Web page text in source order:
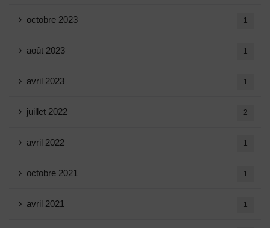
octobre 2023 1
août 2023 1
avril 2023 1
juillet 2022 2
avril 2022 1
octobre 2021 1
avril 2021 1